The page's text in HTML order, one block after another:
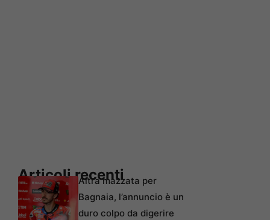
Articoli recenti
Altra mazzata per
Bagnaia, l’annuncio è un
duro colpo da digerire